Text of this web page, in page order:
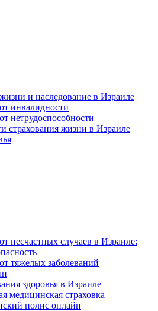
и наследование в Израиле
инвалидности
нетрудоспособности
страхования жизни в Израиле
несчастных случаев в Израиле:
тяжелых заболеваний
здоровья в Израиле
медицинская страховка
полис онлайн